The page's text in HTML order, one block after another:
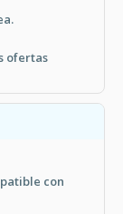
ofertas
con